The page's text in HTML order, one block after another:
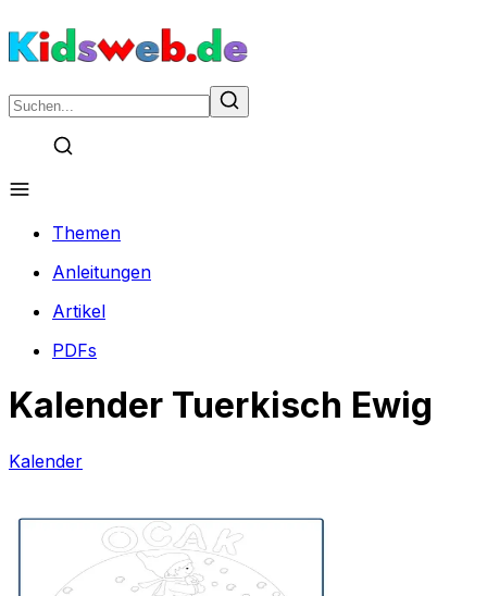
Themen
Anleitungen
Artikel
PDFs
Kalender Tuerkisch Ewig
Kalender